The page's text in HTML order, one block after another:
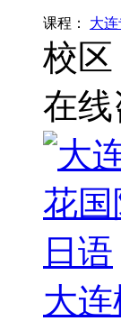
课程： 大连
校区
在线
大